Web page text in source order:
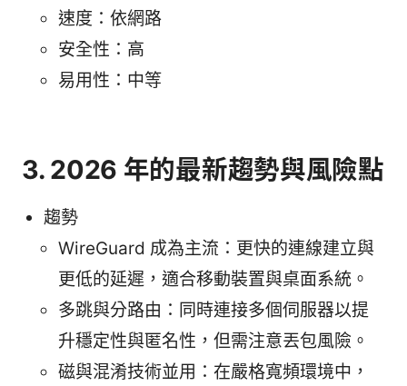
速度：依網路
安全性：高
易用性：中等
3. 2026 年的最新趨勢與風險點
趨勢
WireGuard 成為主流：更快的連線建立與
更低的延遲，適合移動裝置與桌面系統。
多跳與分路由：同時連接多個伺服器以提
升穩定性與匿名性，但需注意丟包風險。
磁與混淆技術並用：在嚴格寬頻環境中，